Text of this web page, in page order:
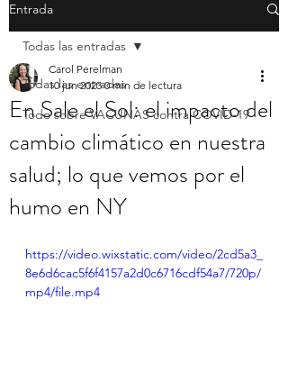
Entrada
Todas las entradas
Todo sobre VACUNAS contra COVID-19
Todas las entradas
En Sale el Sol: el impacto del
cambio climático en nuestra
salud; lo que vemos por el
humo en NY
Carol Perelman
10 jun 2023 0 min de lectura
https://video.wixstatic.com/video/2cd5a3_
8e6d6cac5f6f4157a2d0c6716cdf54a7/720p/
mp4/file.mp4